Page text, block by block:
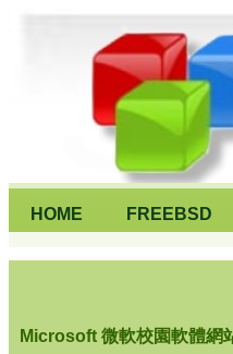
HOME FREEBSD
Microsoft 微軟校園軟體網